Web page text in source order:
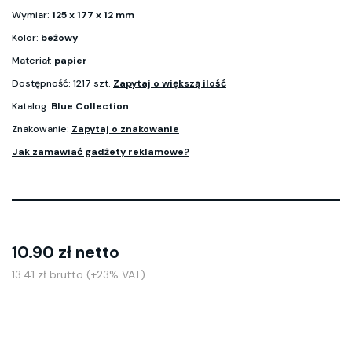
Wymiar: 125 x 177 x 12 mm
Kolor: beżowy
Materiał: papier
Dostępność: 1217 szt. Zapytaj o większą ilość
Katalog: Blue Collection
Znakowanie: Zapytaj o znakowanie
Jak zamawiać gadżety reklamowe?
10.90 zł netto
13.41 zł brutto (+23% VAT)